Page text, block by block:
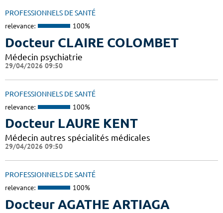
PROFESSIONNELS DE SANTÉ
relevance: 100%
Docteur CLAIRE COLOMBET
Médecin psychiatrie
29/04/2026 09:50
PROFESSIONNELS DE SANTÉ
relevance: 100%
Docteur LAURE KENT
Médecin autres spécialités médicales
29/04/2026 09:50
PROFESSIONNELS DE SANTÉ
relevance: 100%
Docteur AGATHE ARTIAGA